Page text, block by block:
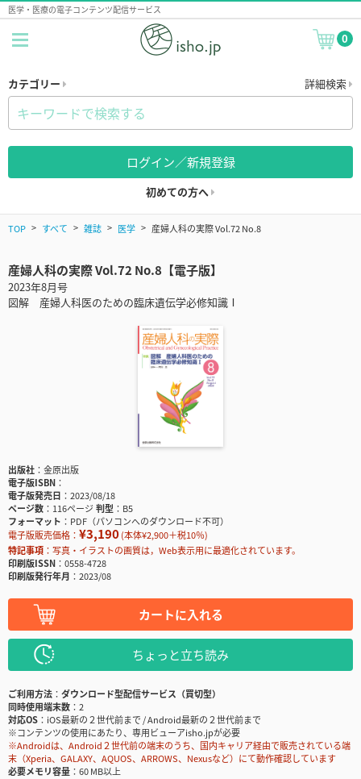
医学・医療の電子コンテンツ配信サービス
0
カテゴリー 詳細検索
ログイン／新規登録
初めての方へ
TOP すべて 雑誌 医学 産婦人科の実際 Vol.72 No.8
産婦人科の実際 Vol.72 No.8【電子版】
2023年8月号
図解 産婦人科医のための臨床遺伝学必修知識Ⅰ
出版社
金原出版
電子版ISBN
電子版発売日
2023/08/18
ページ数
116ページ判型
B5
フォーマット
PDF（パソコンへのダウンロード不可）
電子版販売価格： ¥3,190(本体¥2,900＋税10％)
特記事項
写真・イラストの画質は，Web表示用に最適化されています。
印刷版ISSN
0558-4728
印刷版発行年月
2023/08
カートに入れる
ちょっと立ち読み
ご利用方法
ダウンロード型配信サービス（買切型）
同時使用端末数
2
対応OS
iOS最新の２世代前まで / Android最新の２世代前まで
※コンテンツの使用にあたり、専用ビューアisho.jpが必要
※Androidは、Android２世代前の端末のうち、国内キャリア経由で販売されている端
末（Xperia、GALAXY、AQUOS、ARROWS、Nexusなど）にて動作確認しています
必要メモリ容量
60 MB以上